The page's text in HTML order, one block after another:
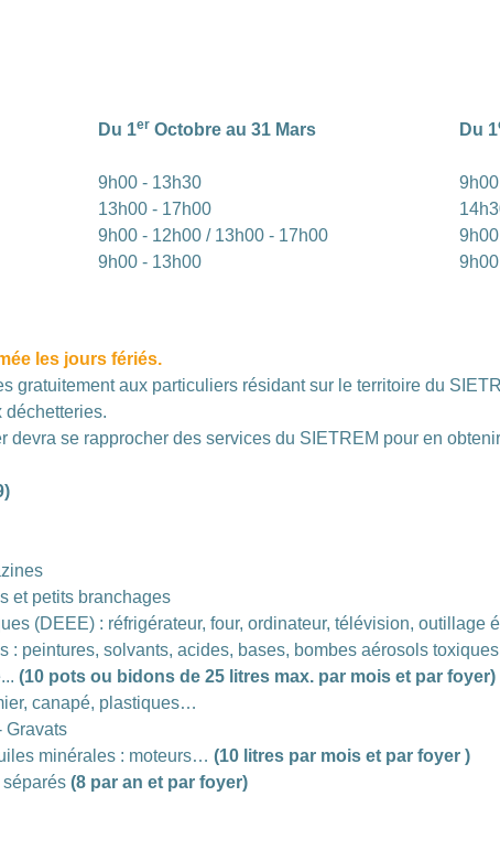
Du 1erOctobre au 31 Mars
9h00 - 13h30
13h00 - 17h00
9h00 - 12h00 / 13h00 - 17h00
9h00 - 13h00
Du 1
les jours fériés.
gratuitement aux particuliers résidant sur le territoire du
déchetteries.
devra se rapprocher des services du SIETREM pour en
et petits branchages
(DEEE) : réfrigérateur, four, ordinateur, télévision, outillage
: peintures, solvants, acides, bases, bombes aérosols
(10 pots ou bidons de 25 litres max. par mois et par foyer)
canapé, plastiques…
Gravats
minérales : moteurs… (10 litres par mois et par foyer )
(8 par an et par foyer)